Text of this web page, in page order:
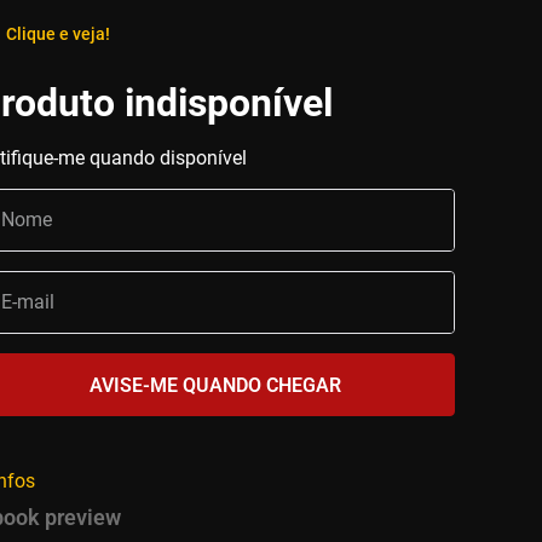
Clique e veja!
preview